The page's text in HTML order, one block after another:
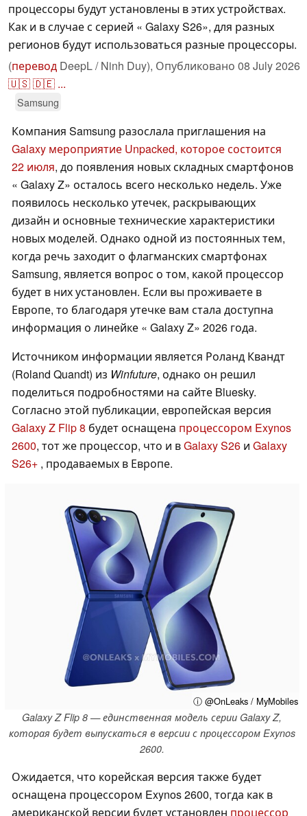
процессоры будут установлены в этих устройствах.
Как и в случае с серией « Galaxy S26», для разных
регионов будут использоваться разные процессоры.
(перевод DeepL / Ninh Duy), Опубликовано 08 July 2026
🇺🇸🇩🇪 ...
Samsung
Компания Samsung разослала приглашения на
Galaxy мероприятие Unpacked, которое состоится
22 июля, до появления новых складных смартфонов
« Galaxy Z» осталось всего несколько недель. Уже
появилось несколько утечек, раскрывающих
дизайн и основные технические характеристики
новых моделей. Однако одной из постоянных тем,
когда речь заходит о флагманских смартфонах
Samsung, является вопрос о том, какой процессор
будет в них установлен. Если вы проживаете в
Европе, то благодаря утечке вам стала доступна
информация о линейке « Galaxy Z» 2026 года.
Источником информации является Роланд Квандт
(Roland Quandt) из Winfuture, однако он решил
поделиться подробностями на сайте Bluesky.
Согласно этой публикации, европейская версия
Galaxy Z Flip 8 будет оснащена процессором Exynos
2600, тот же процессор, что и вGalaxy S26 и Galaxy
S26+ , продаваемых в Европе.
ⓘ @OnLeaks / MyMobiles
Galaxy Z Flip 8 — единственная модель серии Galaxy Z,
которая будет выпускаться в версии с процессором Exynos
2600.
Ожидается, что корейская версия также будет
оснащена процессором Exynos 2600, тогда как в
американской версии будет установлен процессор